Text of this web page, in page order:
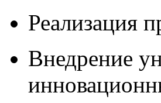
Реализация
Внедрение